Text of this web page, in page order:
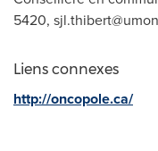
5420,
Liens connexes
http://oncopole.ca/